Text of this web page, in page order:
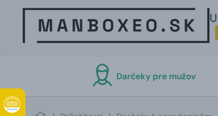
Darčeky pre mužov